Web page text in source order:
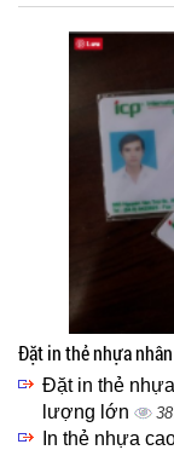
Đặt in thẻ nhựa
Đặt in thẻ
lượng lớn
In thẻ nhựa